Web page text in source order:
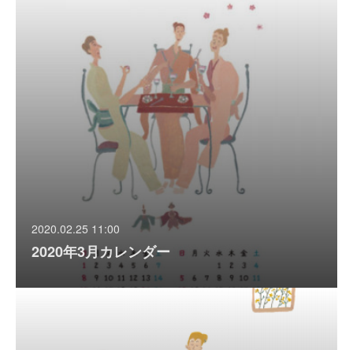
2020.02.25 11:00
2020年3月カレンダー